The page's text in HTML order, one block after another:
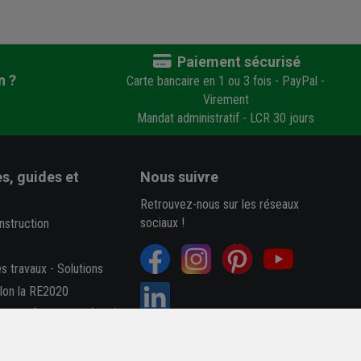
?
Paiement sécurisé
Carte bancaire en 1 ou 3 fois - PayPal -
Virement
Mandat administratif - LCR 30 jours
guides et
travaux- Solutions
la RE2020
performances (Dop)
Nous suivre
Retrouvez-nous sur les réseaux
sociaux !